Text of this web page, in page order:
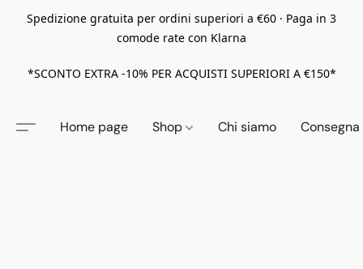
Spedizione gratuita per ordini superiori a €60 · Paga in 3
comode rate con Klarna
*SCONTO EXTRA -10% PER ACQUISTI SUPERIORI A €150*
Home page Shop Chi siamo Consegna